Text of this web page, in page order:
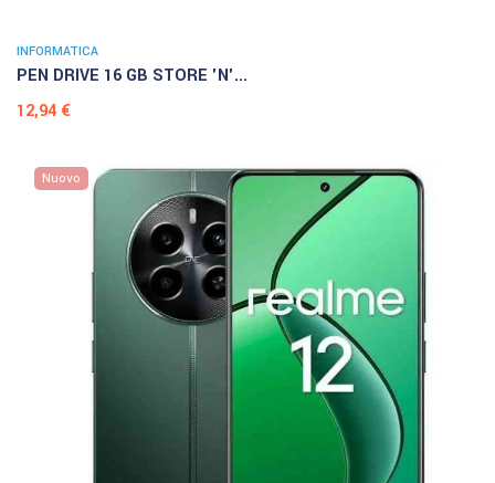
INFORMATICA
PEN DRIVE 16 GB STORE 'N'...
Prezzo
12,94 €
Nuovo